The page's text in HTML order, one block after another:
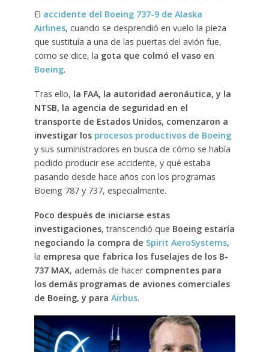
El accidente del Boeing 737-9 de Alaska
Airlines, cuando se desprendió en vuelo la pieza
que sustituía a una de las puertas del avión fue,
como se dice, la gota que colmó el vaso en
Boeing.
Tras ello, la FAA, la autoridad aeronáutica, y la
NTSB, la agencia de seguridad en el
transporte de Estados Unidos, comenzaron a
investigar los procesos productivos de Boeing
y sus suministradores en busca de cómo se había
podido producir ese accidente, y qué estaba
pasando desde hace años con los programas
Boeing 787 y 737, especialmente.
Poco después de iniciarse estas
investigaciones, transcendió que Boeing estaría
negociando la compra de Spirit AeroSystems,
la empresa que fabrica los fuselajes de los B-
737 MAX, además de hacercompnentes para
los demás programas de aviones comerciales
de Boeing, y para Airbus.